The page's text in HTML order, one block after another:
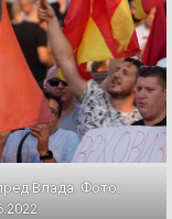
Влада. Фото: